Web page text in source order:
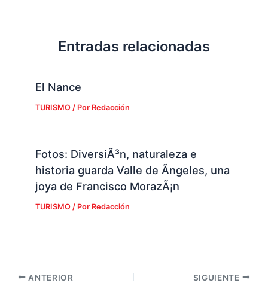
Entradas relacionadas
El Nance
TURISMO/ Por Redacción
Fotos: DiversiÃ³n, naturaleza e
historia guarda Valle de Ãngeles, una
joya de Francisco MorazÃ¡n
TURISMO/ Por Redacción
ANTERIOR SIGUIENTE